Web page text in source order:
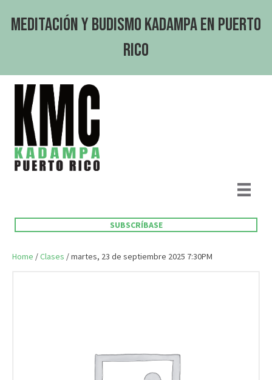
Meditación y Budismo Kadampa en Puerto
Rico
SUBSCRÍBASE
Home /Clases / martes, 23 de septiembre 2025 7:30PM